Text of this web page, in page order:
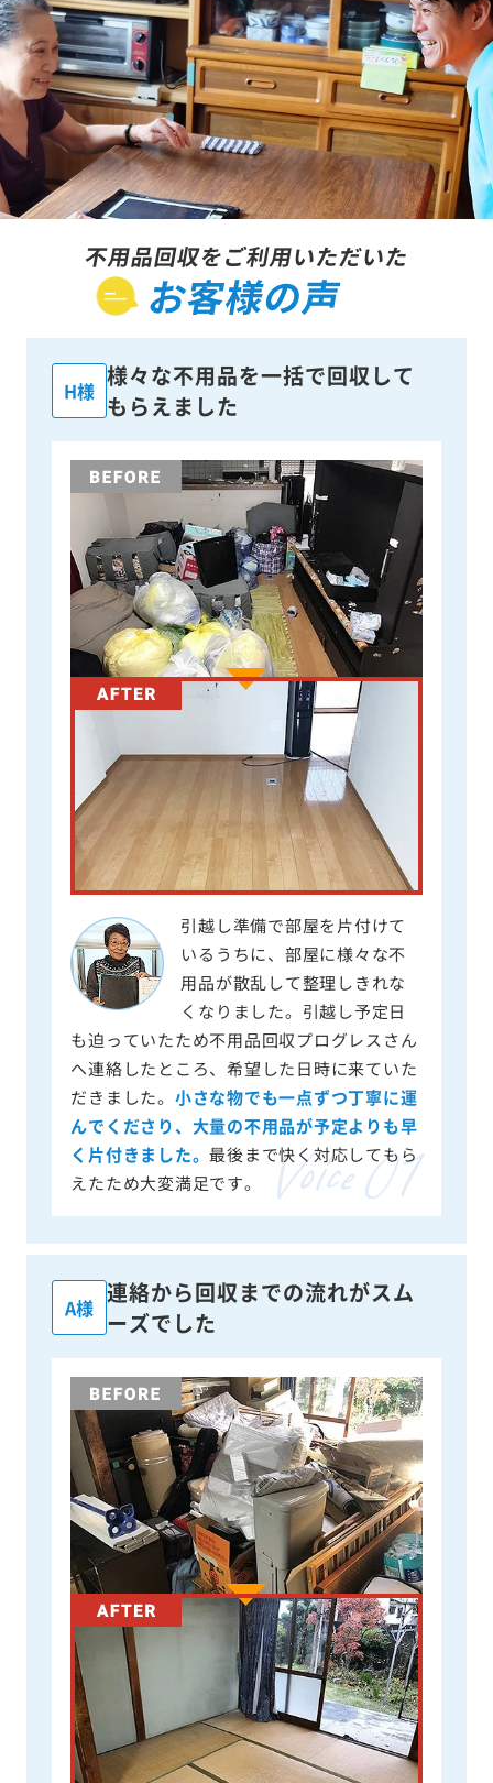
不用品回収をご利用いただいた
お客様の声
H様
様々な不用品を一括で回収して
もらえました
引越し準備で部屋を片付けて
いるうちに、部屋に様々な不
用品が散乱して整理しきれな
くなりました。引越し予定日
も迫っていたため不用品回収プログレスさん
へ連絡したところ、希望した日時に来ていた
だきました。 小さな物でも一点ずつ丁寧に運
んでくださり、大量の不用品が予定よりも早
く片付きました。 最後まで快く対応してもら
えたため大変満足です。
A様
連絡から回収までの流れがスム
ーズでした